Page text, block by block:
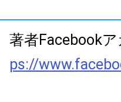
著者Facebook
ps://